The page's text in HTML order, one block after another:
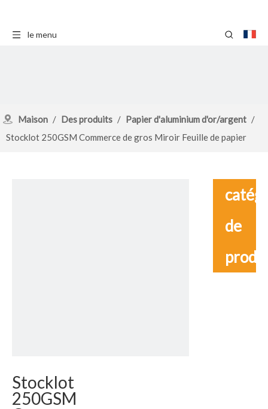
le menu
Maison / Des produits / Papier d'aluminium d'or/argent /
Stocklot 250GSM Commerce de gros Miroir Feuille de papier
Stocklot
250GSM
de